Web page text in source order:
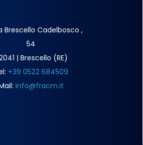
Brescello Cadelbosco ,
54
| Brescello (RE)
+39 0522 684509
info@fracm.it